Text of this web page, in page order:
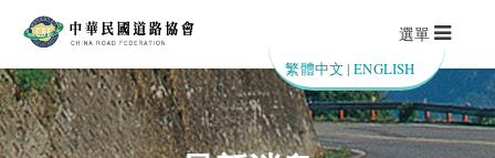
繁體中文 |ENGLISH
選單